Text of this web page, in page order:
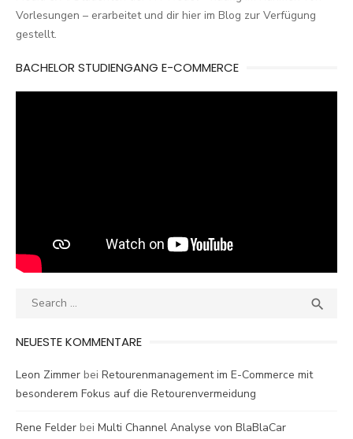
Vorlesungen – erarbeitet und dir hier im Blog zur Verfügung
gestellt.
BACHELOR STUDIENGANG E-COMMERCE
Search

NEUESTE KOMMENTARE
Leon Zimmer bei Retourenmanagement im E-Commerce mit
besonderem Fokus auf die Retourenvermeidung
Rene Felder bei Multi Channel Analyse von BlaBlaCar